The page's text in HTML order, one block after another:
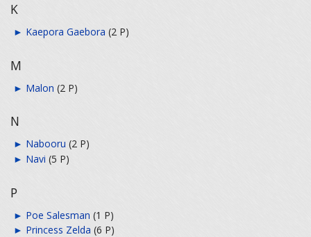
K
► Kaepora Gaebora (2 P)
M
► Malon (2 P)
N
► Nabooru (2 P)
► Navi (5 P)
P
► Poe Salesman (1 P)
► Princess Zelda (6 P)